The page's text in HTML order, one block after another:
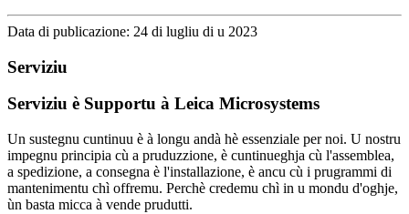
Data di publicazione: 24 di lugliu di u 2023
Serviziu
Serviziu è Supportu à Leica Microsystems
Un sustegnu cuntinuu è à longu andà hè essenziale per noi. U nostru
impegnu principia cù a pruduzzione, è cuntinueghja cù l'assemblea,
a spedizione, a consegna è l'installazione, è ancu cù i prugrammi di
mantenimentu chì offremu. Perchè credemu chì in u mondu d'oghje,
ùn basta micca à vende prudutti.